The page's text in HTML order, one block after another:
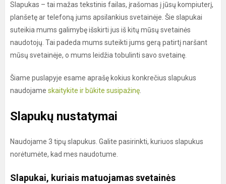
Slapukas – tai mažas tekstinis failas, įrašomas į jūsų kompiuterį,
planšetę ar telefoną jums apsilankius svetainėje. Šie slapukai
suteikia mums galimybę išskirti jus iš kitų mūsų svetainės
naudotojų. Tai padeda mums suteikti jums gerą patirtį naršant
mūsų svetainėje, o mums leidžia tobulinti savo svetainę.
Šiame puslapyje esame aprašę kokius konkrečius slapukus
naudojame skaitykite ir būkite susipažinę
Slapukų nustatymai
Naudojame 3 tipų slapukus. Galite pasirinkti, kuriuos slapukus
norėtumėte, kad mes naudotume.
Slapukai, kuriais matuojamas svetainės